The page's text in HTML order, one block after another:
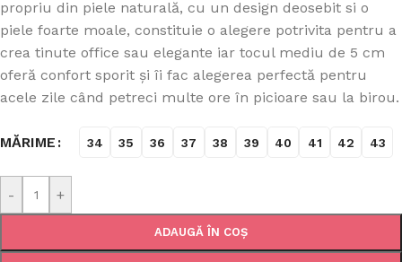
propriu din piele naturală, cu un design deosebit si o
piele foarte moale, constituie o alegere potrivita pentru a
crea tinute office sau elegante iar tocul mediu de 5 cm
oferă confort sporit și îi fac alegerea perfectă pentru
acele zile când petreci multe ore în picioare sau la birou.
MĂRIME 34 35 36 37 38 39 40 41 42 43
- +
ADAUGĂ ÎN COȘ